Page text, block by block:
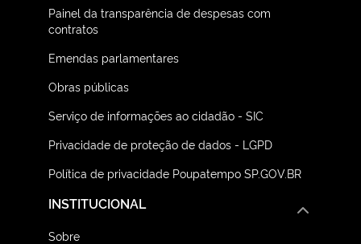
Painel da transparência de despesas com
contratos
Emendas parlamentares
Obras públicas
Serviço de informações ao cidadão - SIC
Privacidade de proteção de dados - LGPD
Política de privacidade Poupatempo SP.GOV.BR
INSTITUCIONAL
Sobre